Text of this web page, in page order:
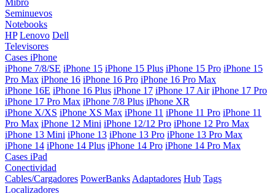
Mibro
Seminuevos
Notebooks
HP Lenovo Dell
Televisores
Cases iPhone
iPhone 7/8/SE iPhone 15 iPhone 15 Plus iPhone 15 Pro iPhone 15
Pro Max iPhone 16 iPhone 16 Pro iPhone 16 Pro Max
iPhone 16E iPhone 16 Plus iPhone 17 iPhone 17 Air iPhone 17 Pro
iPhone 17 Pro Max iPhone 7/8 Plus iPhone XR
iPhone X/XS iPhone XS Max iPhone 11 iPhone 11 Pro iPhone 11
Pro Max iPhone 12 Mini iPhone 12/12 Pro iPhone 12 Pro Max
iPhone 13 Mini iPhone 13 iPhone 13 Pro iPhone 13 Pro Max
iPhone 14 iPhone 14 Plus iPhone 14 Pro iPhone 14 Pro Max
Cases iPad
Conectividad
Cables/Cargadores PowerBanks Adaptadores Hub Tags
Localizadores